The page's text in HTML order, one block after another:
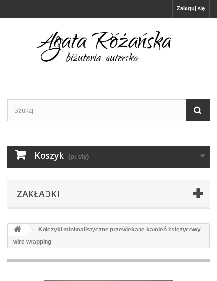
Zaloguj się
Koszyk (pusty)
ZAKŁADKI
Kolczyki minimalistyczne przewlekane kamień księżycowy
wire wrapping